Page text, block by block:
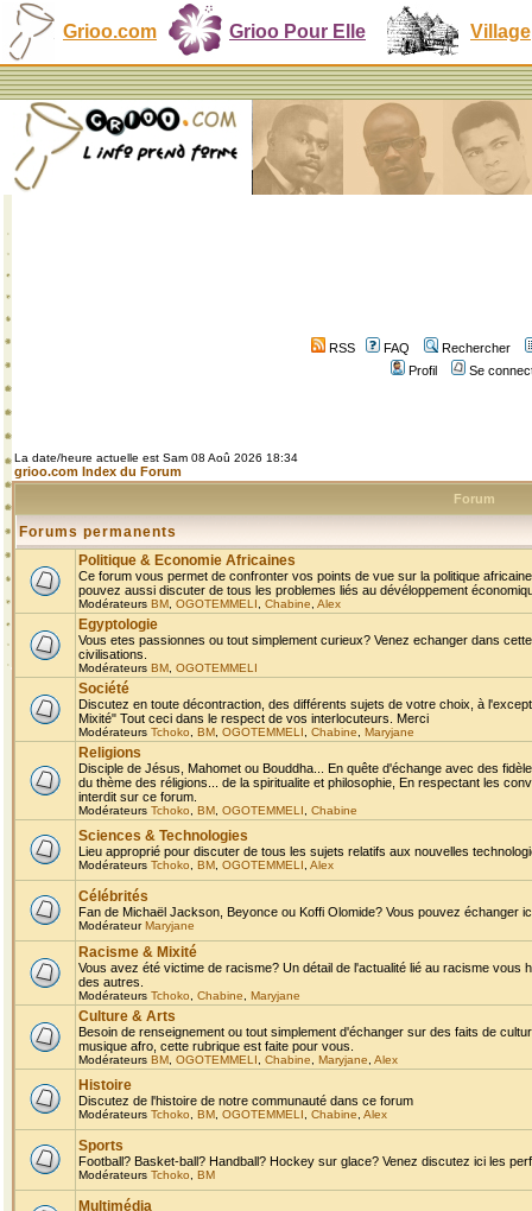
Grioo.com Grioo Pour Elle Village
RSS FAQ
Rechercher
Profil
Se
La date/heure actuelle est Sam 08 Aoû 2026 18:34
grioo.com Index du Forum
Forum
Forums permanents
Politique & Economie Africaines
Ce forum vous permet de confronter vos points de vue sur la politique
pouvez aussi discuter de tous les problemes liés au dévéloppement
Modérateurs BM OGOTEMMELI Chabine Alex
Egyptologie
Vous etes passionnes ou tout simplement curieux? Venez echanger dans
civilisations.
Modérateurs BM OGOTEMMELI
Société
Discutez en toute décontraction, des différents sujets de votre choix, à
Mixité" Tout ceci dans le respect de vos interlocuteurs. Merci
Modérateurs Tchoko BM OGOTEMMELI Chabine Maryjane
Religions
Disciple de Jésus, Mahomet ou Bouddha... En quête d'échange avec des
du thème des réligions... de la spiritualite et philosophie, En respectant les
interdit sur ce forum.
Modérateurs Tchoko BM OGOTEMMELI Chabine
Sciences & Technologies
Lieu approprié pour discuter de tous les sujets relatifs aux nouvelles
Modérateurs Tchoko BM OGOTEMMELI Alex
Célébrités
Fan de Michaël Jackson, Beyonce ou Koffi Olomide? Vous pouvez échanger
ModérateurMaryjane
Racisme & Mixité
Vous avez été victime de racisme? Un détail de l'actualité lié au racisme
des autres.
Modérateurs Tchoko Chabine Maryjane
Culture & Arts
Besoin de renseignement ou tout simplement d'échanger sur des faits de
musique afro, cette rubrique est faite pour vous.
Modérateurs BM OGOTEMMELI Chabine Maryjane Alex
Histoire
Discutez de l'histoire de notre communauté dans ce forum
Modérateurs Tchoko BM OGOTEMMELI Chabine Alex
Sports
Football? Basket-ball? Handball? Hockey sur glace? Venez discutez ici les
Modérateurs Tchoko BM
Multimédia